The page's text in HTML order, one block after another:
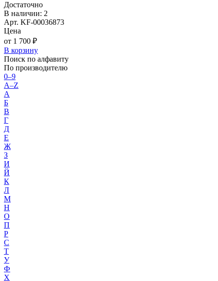
Достаточно
В наличии: 2
Арт. KF-00036873
Цена
от 1 700 ₽
В корзину
Поиск по алфавиту
По производителю
0–9
A–Z
А
Б
В
Г
Д
Е
Ж
З
И
Й
К
Л
М
Н
О
П
Р
С
Т
У
Ф
Х